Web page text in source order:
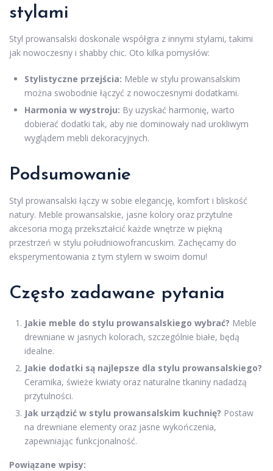
stylami
Styl prowansalski doskonale współgra z innymi stylami, takimi
jak nowoczesny i shabby chic. Oto kilka pomysłów:
Stylistyczne przejścia: Meble w stylu prowansalskim
można swobodnie łączyć z nowoczesnymi dodatkami.
Harmonia w wystroju: By uzyskać harmonię, warto
dobierać dodatki tak, aby nie dominowały nad urokliwym
wyglądem mebli dekoracyjnych.
Podsumowanie
Styl prowansalski łączy w sobie elegancję, komfort i bliskość
natury. Meble prowansalskie, jasne kolory oraz przytulne
akcesoria mogą przekształcić każde wnętrze w piękną
przestrzeń w stylu południowofrancuskim. Zachęcamy do
eksperymentowania z tym stylem w swoim domu!
Często zadawane pytania
Jakie meble do stylu prowansalskiego wybrać? Meble
drewniane w jasnych kolorach, szczególnie białe, będą
idealne.
Jakie dodatki są najlepsze dla stylu prowansalskiego?
Ceramika, świeże kwiaty oraz naturalne tkaniny nadadzą
przytulności.
Jak urządzić w stylu prowansalskim kuchnię? Postaw
na drewniane elementy oraz jasne wykończenia,
zapewniając funkcjonalność.
Powiązane wpisy: